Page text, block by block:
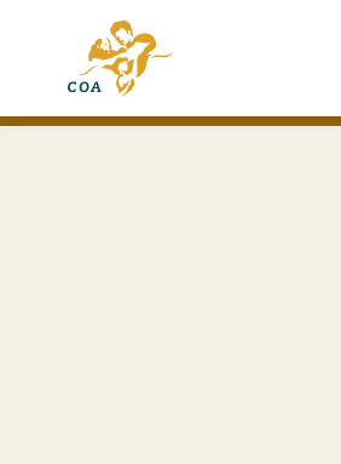
MyCOA
ana
sayfasına